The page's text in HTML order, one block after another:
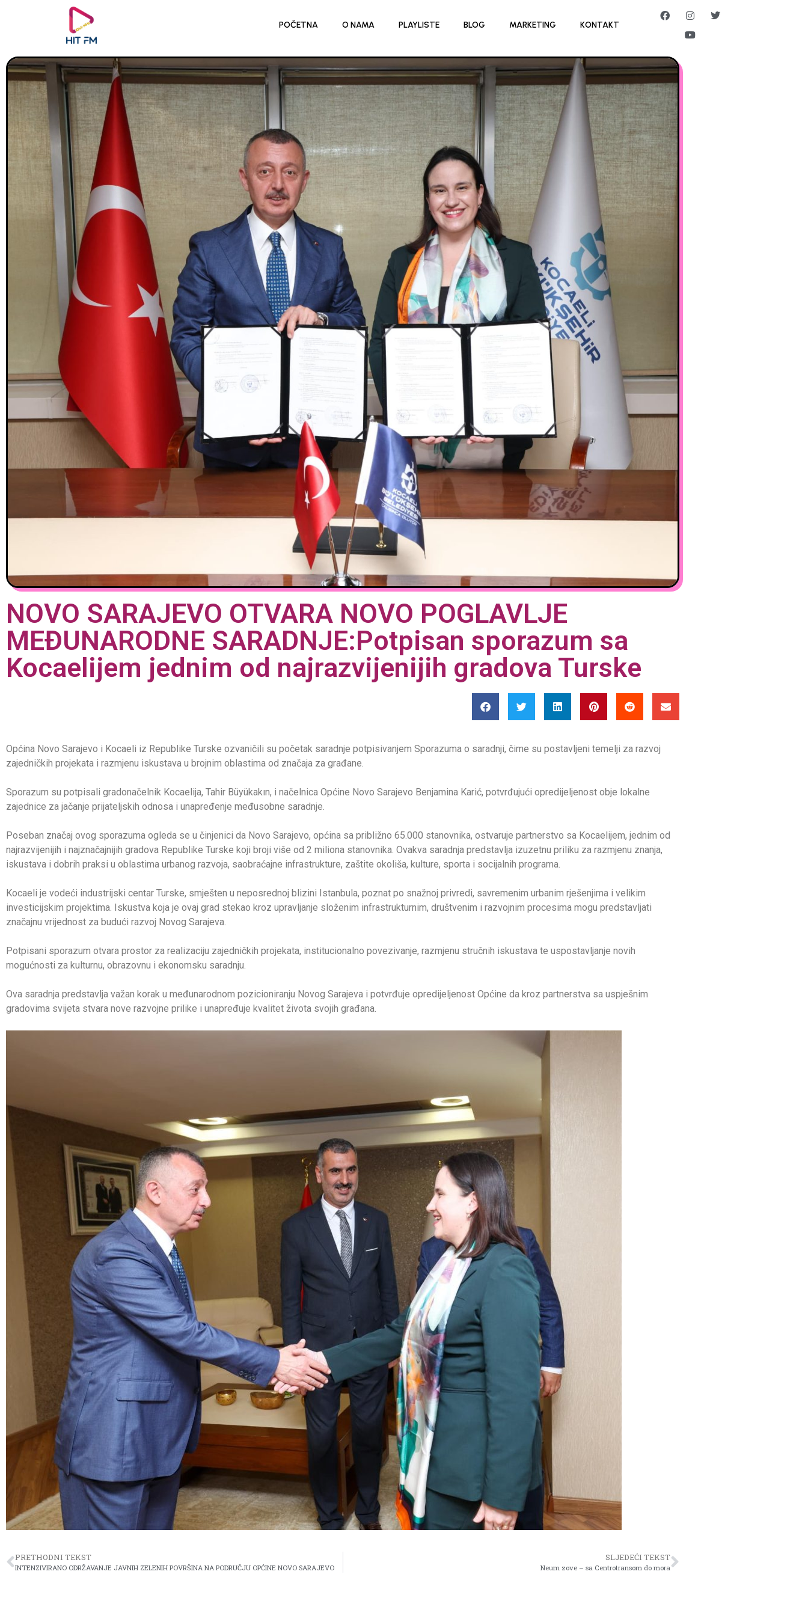
POČETNA O NAMA PLAYLISTE BLOG MARKETING KONTAKT
NOVO SARAJEVO OTVARA NOVO POGLAVLJE
MEĐUNARODNE SARADNJE:Potpisan sporazum sa
Kocaelijem jednim od najrazvijenijih gradova Turske
Općina Novo Sarajevo i Kocaeli iz Republike Turske ozvaničili su početak saradnje potpisivanjem Sporazuma o saradnji, čime su postavljeni temelji za razvoj
zajedničkih projekata i razmjenu iskustava u brojnim oblastima od značaja za građane.
Sporazum su potpisali gradonačelnik Kocaelija, Tahir Büyükakın, i načelnica Općine Novo Sarajevo Benjamina Karić, potvrđujući opredijeljenost obje lokalne
zajednice za jačanje prijateljskih odnosa i unapređenje međusobne saradnje.
Poseban značaj ovog sporazuma ogleda se u činjenici da Novo Sarajevo, općina sa približno 65.000 stanovnika, ostvaruje partnerstvo sa Kocaelijem, jednim od
najrazvijenijih i najznačajnijih gradova Republike Turske koji broji više od 2 miliona stanovnika. Ovakva saradnja predstavlja izuzetnu priliku za razmjenu znanja,
iskustava i dobrih praksi u oblastima urbanog razvoja, saobraćajne infrastrukture, zaštite okoliša, kulture, sporta i socijalnih programa.
Kocaeli je vodeći industrijski centar Turske, smješten u neposrednoj blizini Istanbula, poznat po snažnoj privredi, savremenim urbanim rješenjima i velikim
investicijskim projektima. Iskustva koja je ovaj grad stekao kroz upravljanje složenim infrastrukturnim, društvenim i razvojnim procesima mogu predstavljati
značajnu vrijednost za budući razvoj Novog Sarajeva.
Potpisani sporazum otvara prostor za realizaciju zajedničkih projekata, institucionalno povezivanje, razmjenu stručnih iskustava te uspostavljanje novih
mogućnosti za kulturnu, obrazovnu i ekonomsku saradnju.
Ova saradnja predstavlja važan korak u međunarodnom pozicioniranju Novog Sarajeva i potvrđuje opredijeljenost Općine da kroz partnerstva sa uspješnim
gradovima svijeta stvara nove razvojne prilike i unapređuje kvalitet života svojih građana.
PRETHODNI TEKST
INTENZIVIRANO ODRŽAVANJE JAVNIH ZELENIH POVRŠINA NA PODRUČJU OPĆINE NOVO SARAJEVO
SLJEDEĆI TEKST
Neum zove – sa Centrotransom do mora